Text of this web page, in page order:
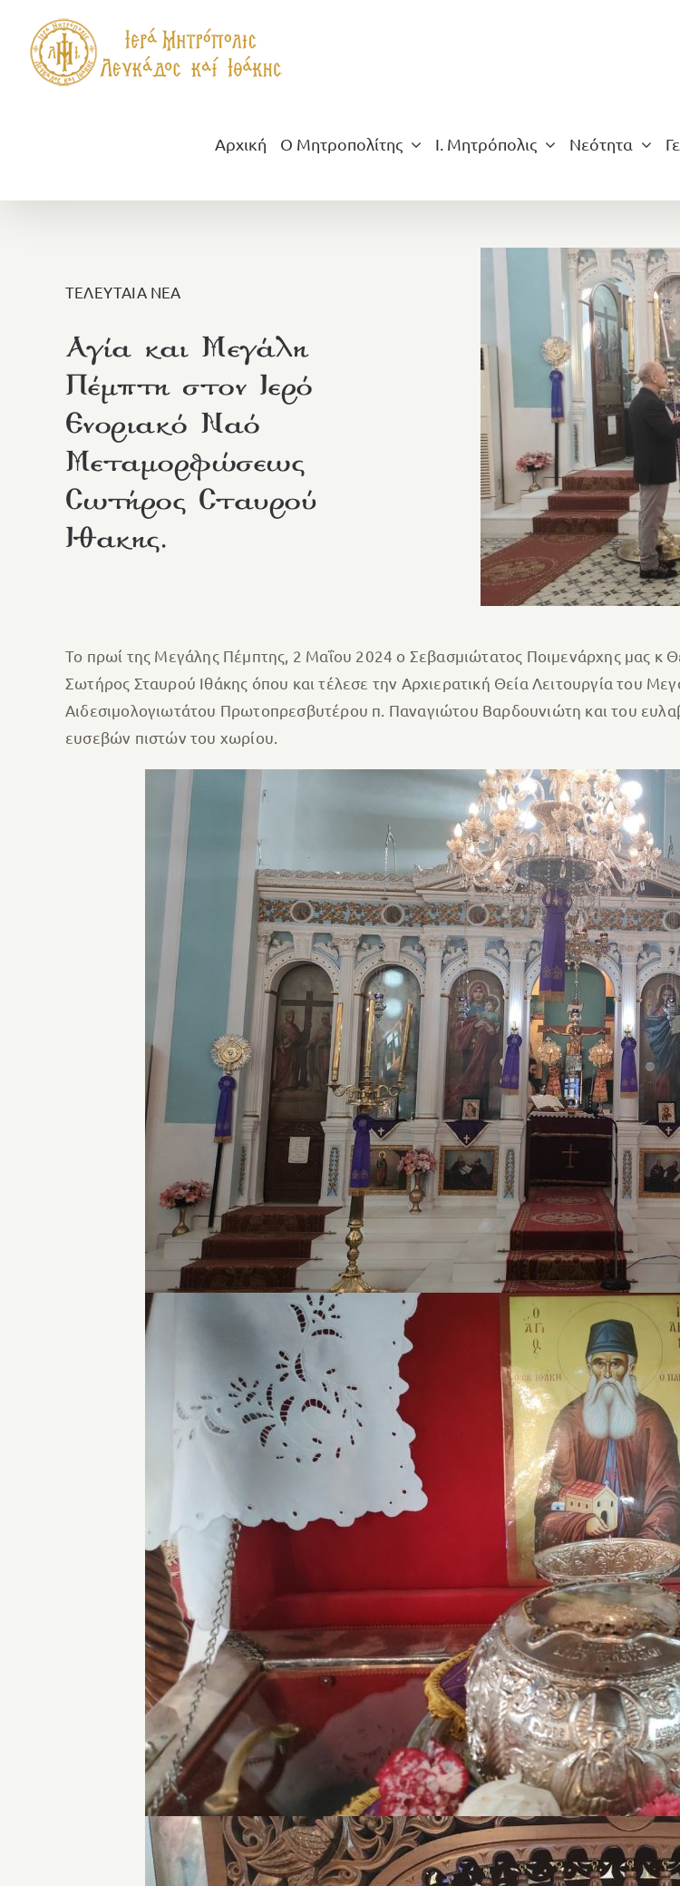
περιεχόμενο
Αρχική Ο Μητροπολίτης Ι. Μητρόπολις Νεότητα
ΤΕΛΕΥΤΑΙΑ ΝΕΑ
Αγία και Μεγάλη
Πέμπτη στον Ιερό
Ενοριακό Ναό
Μεταμορφώσεως
Σωτήρος Σταυρού
Ιθακης.
Το πρωί της Μεγάλης Πέμπτης, 2 Μαΐου 2024 ο Σεβασμιώτατος Ποιμενάρχης μας κ
Σωτήρος Σταυρού Ιθάκης όπου και τέλεσε την Αρχιερατική Θεία Λειτουργία του
Αιδεσιμολογιωτάτου Πρωτοπρεσβυτέρου π. Παναγιώτου Βαρδουνιώτη και του
ευσεβών πιστών του χωρίου.